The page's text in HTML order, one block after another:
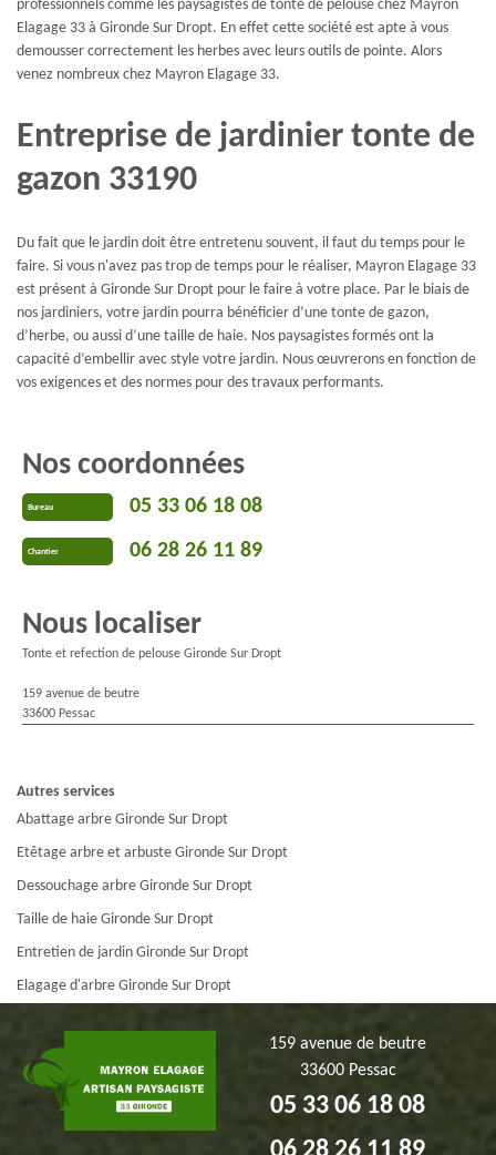
professionnels comme les paysagistes de tonte de pelouse chez Mayron
Elagage 33 à Gironde Sur Dropt. En effet cette société est apte à vous
demousser correctement les herbes avec leurs outils de pointe. Alors
venez nombreux chez Mayron Elagage 33.
Entreprise de jardinier tonte de
gazon 33190
Du fait que le jardin doit être entretenu souvent, il faut du temps pour le
faire. Si vous n'avez pas trop de temps pour le réaliser, Mayron Elagage 33
est présent à Gironde Sur Dropt pour le faire à votre place. Par le biais de
nos jardiniers, votre jardin pourra bénéficier d’une tonte de gazon,
d’herbe, ou aussi d’une taille de haie. Nos paysagistes formés ont la
capacité d’embellir avec style votre jardin. Nous œuvrerons en fonction de
vos exigences et des normes pour des travaux performants.
Nos coordonnées
Bureau 05 33 06 18 08
Chantier 06 28 26 11 89
Nous localiser
Tonte et refection de pelouse Gironde Sur Dropt
159 avenue de beutre
33600 Pessac
Autres services
Abattage arbre Gironde Sur Dropt
Etêtage arbre et arbuste Gironde Sur Dropt
Dessouchage arbre Gironde Sur Dropt
Taille de haie Gironde Sur Dropt
Entretien de jardin Gironde Sur Dropt
Elagage d'arbre Gironde Sur Dropt
159 avenue de beutre
33600 Pessac
05 33 06 18 08